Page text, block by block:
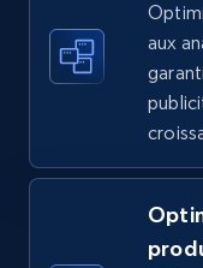
Walmart -
using specific
URL, Final price,
more.
aux